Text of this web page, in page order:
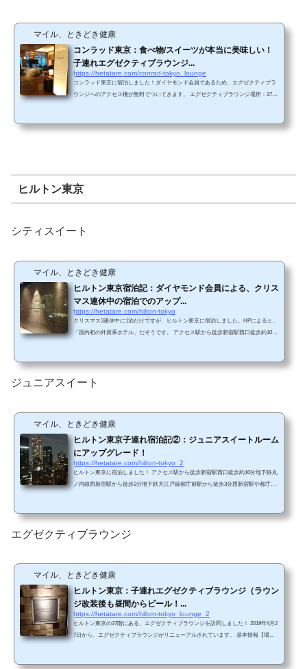
マイル、ときどき健康
コンラッド東京：食べ物/スイーツが本当に美味しい！
子連れエグゼクティブラウンジ...
https://hetatare.com/conrad-tokyo_lounge
コンラッド東京に宿泊しました！ダイヤモンド会員であるため、エグゼクティブラ
ウンジへのアクセス権が無料でついてきます。 エグゼクティブラウンジ場所：37階
エグゼクティブフロア宿泊者またはダイヤモンド会員エグゼクティブフロア以外の
ヒルトン東京
シティスイート
マイル、ときどき健康
ヒルトン東京宿泊記：ダイヤモンド会員による、クリス
マス連休中の宿泊でのアップ...
https://hetatare.com/hilton-tokyo
クリスマス3連休中に1泊だけですが、ヒルトン東京に宿泊しました。HPによると、
「国内初の外資系ホテル」だそうです。 アクセス駅から徒歩新宿駅西口徒歩約10分
かいましたが、徒歩5分くらいかかったような）。コンビニエンスストア「生活彩
家」の看板が見えると、その手前の階段を上ればヒルトンに到着です。（ヒルトン
ジュニアスイート
マイル、ときどき健康
ヒルトン東京子連れ宿泊記②：ジュニアスイートルーム
にアップグレード！
https://hetatare.com/hilton-tokyo_2
ヒルトン東京に宿泊しました！ アクセス駅から徒歩新宿駅西口徒歩約10分地下鉄丸
ノ内線西新宿駅から徒歩2分地下鉄大江戸線都庁前駅から徒歩3分西新宿駅や都庁前
が見えると、その手前の階段を上ればヒルトンに到着です。（ヒルトンのコンビニ
といえば、生活彩家ですかね。ヒルトン東京ベイにもあります） 新宿駅から無料シ
エグゼクティブラウンジ
マイル、ときどき健康
ヒルトン東京：子連れエグゼクティブラウンジ（ラウン
ジ改装後も昼間からビール！...
https://hetatare.com/hilton-tokyo_lounge_2
ヒルトン東京の37階にある、エグゼクティブラウンジを訪問しました！ 2019年4月2
7日から、エグゼクティブラウンジがリニューアルされています。 基本情報【場